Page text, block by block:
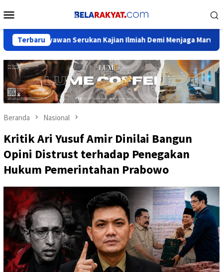
ke
Mobile
Terbaru
Serukan Kajian Ilmiah Demi Menjaga Marwah Sejarah
Beranda Nasional
Kritik Ari Yusuf Amir Dinilai Bangun
Opini Distrust terhadap Penegakan
Hukum Pemerintahan Prabowo